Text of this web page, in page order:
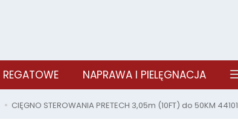
REGATOWE NAPRAWA I PIELĘGNACJA
CIĘGNO STEROWANIA PRETECH 3,05m (10FT) do 50KM 44101